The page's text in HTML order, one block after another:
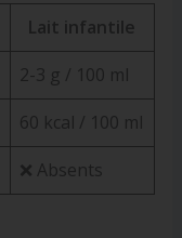
Lait infantile
2-3 g / 100 ml
60 kcal / 100 ml
❌ Absents